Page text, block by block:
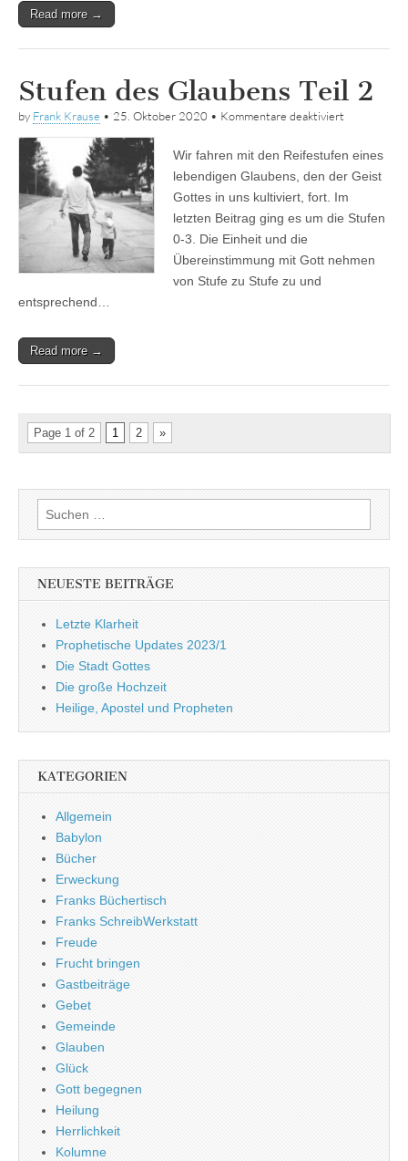
Read more →
Stufen des Glaubens Teil 2
by Frank Krause • 25. Oktober 2020 • Kommentare deaktiviert
Glaubens
Teil
Wir fahren mit den Reifestufen eines
lebendigen Glaubens, den der Geist
Gottes in uns kultiviert, fort. Im
letzten Beitrag ging es um die Stufen
0-3. Die Einheit und die
Übereinstimmung mit Gott nehmen
von Stufe zu Stufe zu und
entsprechend…
Read more →
Page 1 of 2 1 2 »
Suchen
nach:
NEUESTE BEITRÄGE
Letzte Klarheit
Prophetische Updates 2023/1
Die Stadt Gottes
Die große Hochzeit
Heilige, Apostel und Propheten
KATEGORIEN
Allgemein
Babylon
Bücher
Erweckung
Franks Büchertisch
Franks SchreibWerkstatt
Freude
Frucht bringen
Gastbeiträge
Gebet
Gemeinde
Glauben
Glück
Gott begegnen
Heilung
Herrlichkeit
Kolumne